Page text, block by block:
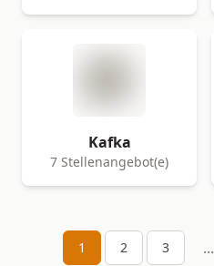
Kafka
7 Stellenangebot(e)
1 2 3 ...